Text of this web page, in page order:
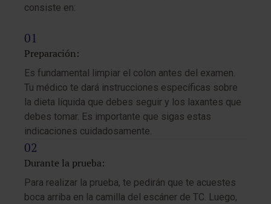
consiste en:
Preparación:
Es fundamental limpiar el colon antes del examen.
Tu médico te dará instrucciones específicas sobre
la dieta líquida que debes seguir y los laxantes que
debes tomar. Es importante que sigas estas
indicaciones cuidadosamente.
Durante la prueba:
Para realizar la prueba, te pedirán que te acuestes
boca arriba en la camilla del escáner de TC. Luego,